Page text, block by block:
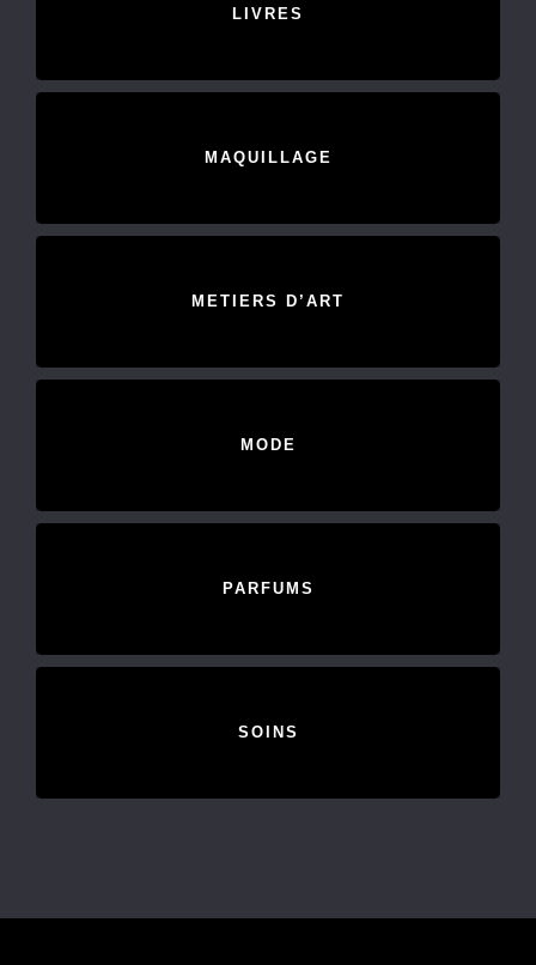
LIVRES
MAQUILLAGE
METIERS D’ART
MODE
PARFUMS
SOINS